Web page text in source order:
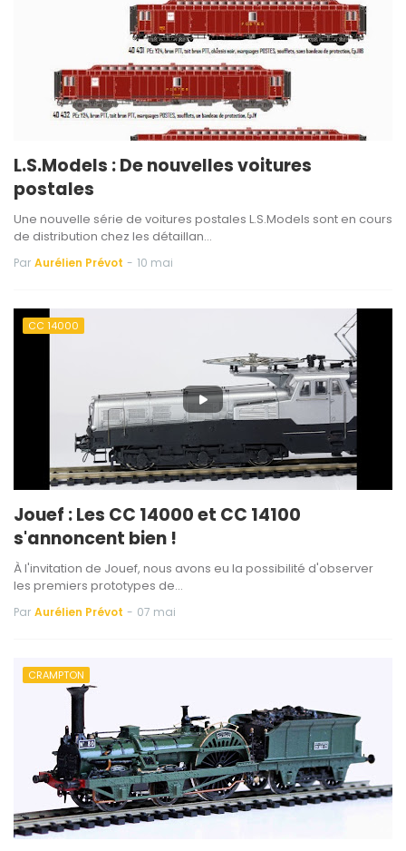
L.S.Models : De nouvelles voitures
postales
Une nouvelle série de voitures postales L.S.Models sont en cours
de distribution chez les détaillan…
Par Aurélien Prévot - 10 mai
CC 14000
Jouef : Les CC 14000 et CC 14100
s'annoncent bien !
À l'invitation de Jouef, nous avons eu la possibilité d'observer
les premiers prototypes de…
Par Aurélien Prévot - 07 mai
CRAMPTON